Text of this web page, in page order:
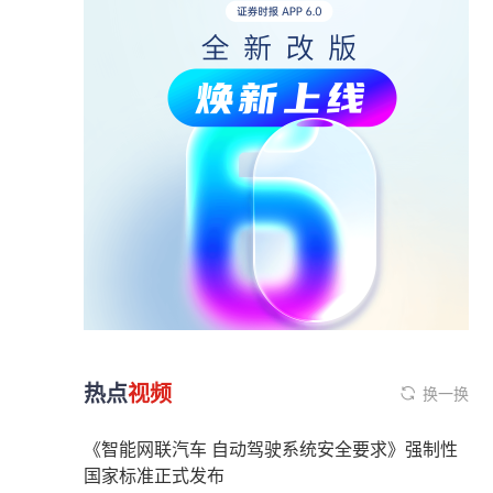
热点视频 换一换
《智能网联汽车 自动驾驶系统安全要求》强制性
国家标准正式发布